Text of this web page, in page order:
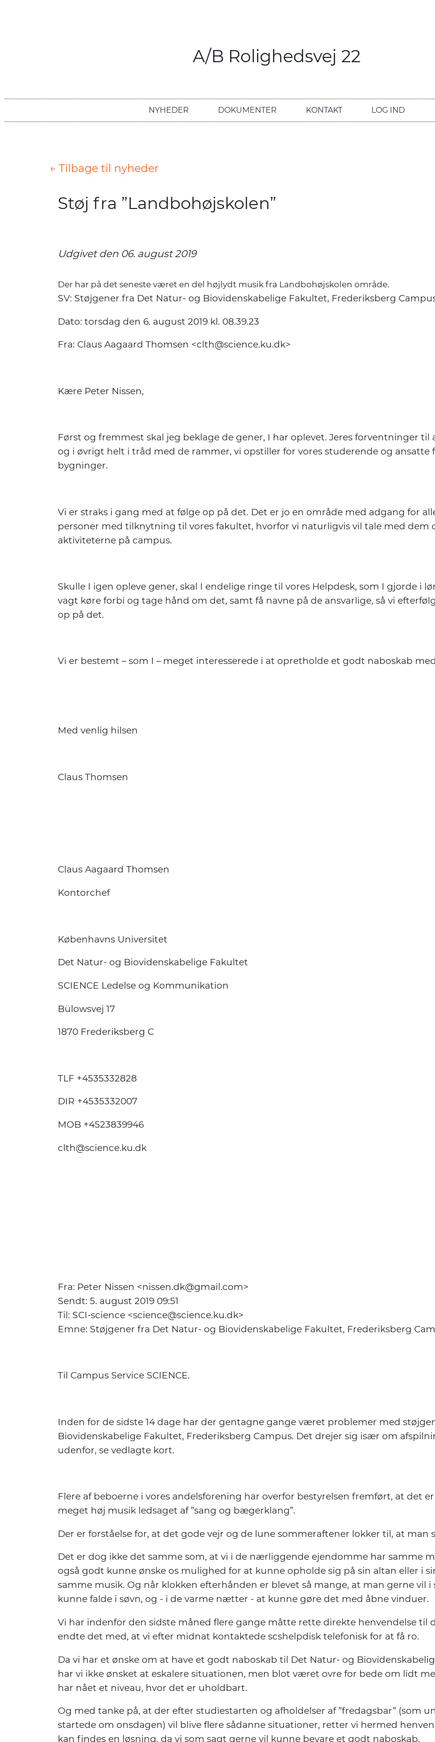
A/B Rolighedsvej 22
NYHEDER DOKUMENTER KONTAKT LOG IND
← Tilbage til nyheder
Støj fra ”Landbohøjskolen”
Udgivet den 06. august 2019
Der har på det seneste været en del højlydt musik fra Landbohøjskolen område.
SV: Støjgener fra Det Natur- og Biovidenskabelige Fakultet, Frederiksberg
Dato: torsdag den 6. august 2019 kl. 08.39.23
Fra: Claus Aagaard Thomsen <clth@science.ku.dk>
Kære Peter Nissen,
Først og fremmest skal jeg beklage de gener, I har oplevet. Jeres forventninger
og i øvrigt helt i tråd med de rammer, vi opstiller for vores studerende og ansatte
bygninger.
Vi er straks i gang med at følge op på det. Det er jo en område med adgang for
personer med tilknytning til vores fakultet, hvorfor vi naturligvis vil tale med
aktiviteterne på campus.
Skulle I igen opleve gener, skal I endelige ringe til vores Helpdesk, som I gjorde i
vagt køre forbi og tage hånd om det, samt få navne på de ansvarlige, så vi
op på det.
Vi er bestemt – som I – meget interesserede i at opretholde et godt naboskab
Med venlig hilsen
Claus Thomsen
Claus Aagaard Thomsen
Kontorchef
Københavns Universitet
Det Natur- og Biovidenskabelige Fakultet
SCIENCE Ledelse og Kommunikation
Bülowsvej 17
1870 Frederiksberg C
TLF +4535332828
DIR +4535332007
MOB +4523839946
clth@science.ku.dk
Fra: Peter Nissen <nissen.dk@gmail.com>
Sendt: 5. august 2019 09:51
Til: SCI-science <science@science.ku.dk>
Emne: Støjgener fra Det Natur- og Biovidenskabelige Fakultet, Frederiksberg
Til Campus Service SCIENCE.
Inden for de sidste 14 dage har der gentagne gange været problemer med
Biovidenskabelige Fakultet, Frederiksberg Campus. Det drejer sig især om
udenfor, se vedlagte kort.
Flere af beboerne i vores andelsforening har overfor bestyrelsen fremført, at det
meget høj musik ledsaget af ”sang og bægerklang”.
Der er forståelse for, at det gode vejr og de lune sommeraftener lokker til, at man
Det er dog ikke det samme som, at vi i de nærliggende ejendomme har samme
også godt kunne ønske os mulighed for at kunne opholde sig på sin altan eller i
samme musik. Og når klokken efterhånden er blevet så mange, at man gerne vil
kunne falde i søvn, og - i de varme nætter - at kunne gøre det med åbne vinduer.
Vi har indenfor den sidste måned flere gange måtte rette direkte henvendelse til
endte det med, at vi efter midnat kontaktede scshelpdisk telefonisk for at få ro.
Da vi har et ønske om at have et godt naboskab til Det Natur- og
har vi ikke ønsket at eskalere situationen, men blot været ovre for bede om lidt
har nået et niveau, hvor det er uholdbart.
Og med tanke på, at der efter studiestarten og afholdelser af ”fredagsbar” (som
startede om onsdagen) vil blive flere sådanne situationer, retter vi hermed
kan findes en løsning, da vi som sagt gerne vil kunne bevare et godt naboskab.